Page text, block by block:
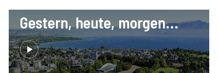
Gestern, heute, morgen...